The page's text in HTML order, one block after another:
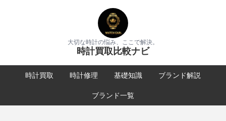
大切な時計の悩み、ここで解決。
時計買取比較ナビ
時計買取 時計修理 基礎知識 ブランド解説
ブランド一覧